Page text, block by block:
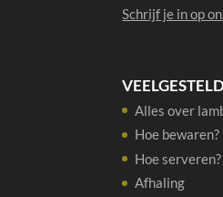
Schrijf je in op
Alles over
Hoe bewaren?
Hoe serveren?
Afhaling